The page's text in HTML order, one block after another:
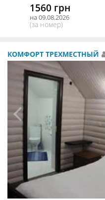
1560 грн
на 09.08.2026
(за номер)
КОМФОРТ ТРЕХМЕСТНЫЙ